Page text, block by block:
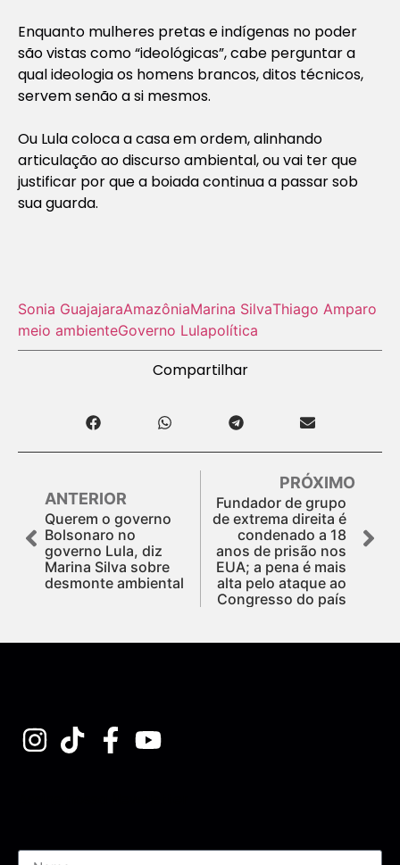
Enquanto mulheres pretas e indígenas no poder
são vistas como “ideológicas”, cabe perguntar a
qual ideologia os homens brancos, ditos técnicos,
servem senão a si mesmos.
Ou Lula coloca a casa em ordem, alinhando
articulação ao discurso ambiental, ou vai ter que
justificar por que a boiada continua a passar sob
sua guarda.
Sonia GuajajaraAmazôniaMarina SilvaThiago Amparo
meio ambienteGoverno Lulapolítica
Compartilhar
ANTERIOR
Querem o governo
Bolsonaro no
governo Lula, diz
Marina Silva sobre
desmonte ambiental
PRÓXIMO
Fundador de grupo
de extrema direita é
condenado a 18
anos de prisão nos
EUA; a pena é mais
alta pelo ataque ao
Congresso do país